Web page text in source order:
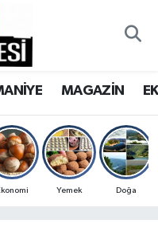
MAGAZİN
Yemek Doğa
Haritası
Fikstür